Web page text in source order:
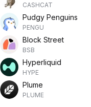
CASHCAT
Pudgy Penguins
PENGU
Block Street
BSB
Hyperliquid
HYPE
Plume
PLUME